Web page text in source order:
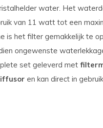
water. Het
van 11 watt tot een
is het filter gemakkelijk te
ongewenste
set geleverd met
en kan direct in